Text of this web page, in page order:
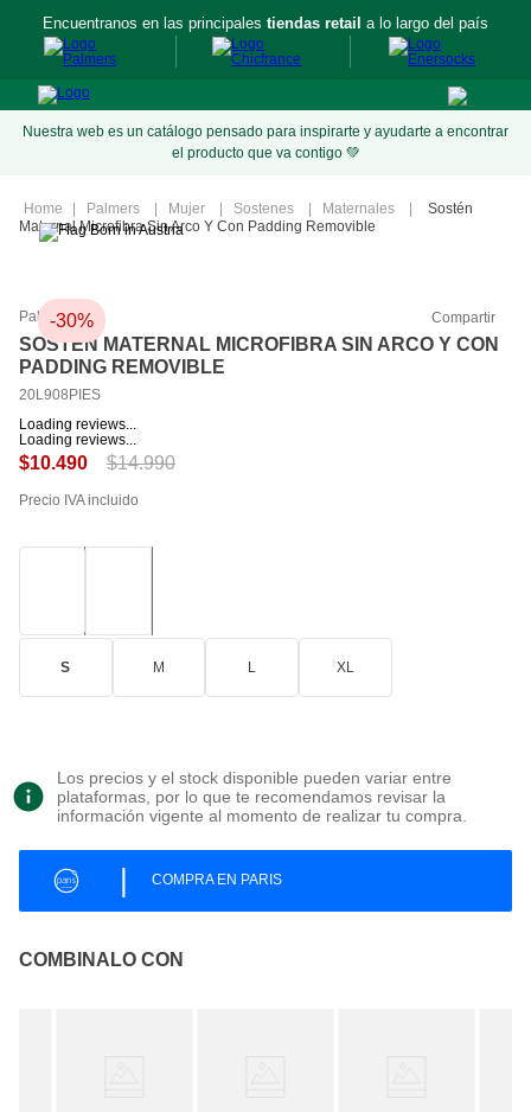
Encuentranos en las principales tiendas retail a lo largo del país
Nuestra web es un catálogo pensado para inspirarte y ayudarte a encontrar
el producto que va contigo 💚
Palmers Mujer Sostenes Maternales
Sostén
Maternal Microfibra Sin Arco Y Con Padding Removible
-30%
Palmers Compartir
SOSTÉN MATERNAL MICROFIBRA SIN ARCO Y CON
PADDING REMOVIBLE
20L908PIES
Loading reviews...
Loading reviews...
$10.490 $14.990
Precio IVA incluido
S M L XL
Los precios y el stock disponible pueden variar entre
plataformas, por lo que te recomendamos revisar la
información vigente al momento de realizar tu compra.
| COMPRA EN PARIS
COMBINALO CON